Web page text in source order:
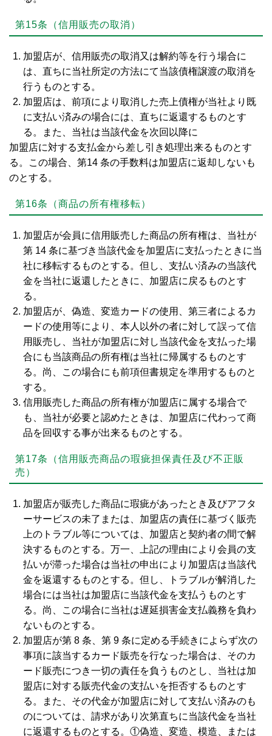
第15条（信用販売の取消）
加盟店が、信用販売の取消又は解約等を行う場合に
は、直ちに当社所定の方法にて当該債権譲渡の取消を
行うものとする。
加盟店は、前項により取消した売上債権が当社より既
に支払い済みの場合には、直ちに返還するものとす
る。また、当社は当該代金を次回以降に
加盟店に対する支払金から差し引き処理出来るものとす
る。この場合、第14 条の手数料は加盟店に返却しないも
のとする。
第16条（商品の所有権移転）
加盟店が会員に信用販売した商品の所有権は、当社が
第 14 条に基づき当該代金を加盟店に支払ったときに当
社に移転するものとする。但し、支払い済みの当該代
金を当社に返還したときに、加盟店に戻るものとす
る。
加盟店が、偽造、変造カードの使用、第三者によるカ
ードの使用等により、本人以外の者に対して誤って信
用販売し、当社が加盟店に対し当該代金を支払った場
合にも当該商品の所有権は当社に帰属するものとす
る。尚、この場合にも前項但書規定を準用するものと
する。
信用販売した商品の所有権が加盟店に属する場合で
も、当社が必要と認めたときは、加盟店に代わって商
品を回収する事が出来るものとする。
第17条（信用販売商品の瑕疵担保責任及び不正販
売）
加盟店が販売した商品に瑕疵があったとき及びアフタ
ーサービスの未了または、加盟店の責任に基づく販売
上のトラブル等については、加盟店と契約者の間で解
決するものとする。万一、上記の理由により会員の支
払いが滞った場合は当社の申出により加盟店は当該代
金を返還するものとする。但し、トラブルが解消した
場合には当社は加盟店に当該代金を支払うものとす
る。尚、この場合に当社は遅延損害金支払義務を負わ
ないものとする。
加盟店が第 8 条、第 9 条に定める手続きによらず次の
事項に該当するカード販売を行なった場合は、そのカ
ード販売につき一切の責任を負うものとし、当社は加
盟店に対する販売代金の支払いを拒否するものとす
る。また、その代金が加盟店に対して支払い済みのも
のについては、請求があり次第直ちに当該代金を当社
に返還するものとする。①偽造、変造、模造、または